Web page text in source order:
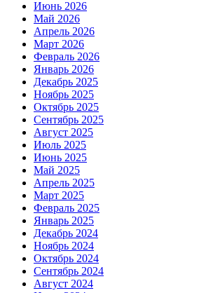
Июнь 2026
Май 2026
Апрель 2026
Март 2026
Февраль 2026
Январь 2026
Декабрь 2025
Ноябрь 2025
Октябрь 2025
Сентябрь 2025
Август 2025
Июль 2025
Июнь 2025
Май 2025
Апрель 2025
Март 2025
Февраль 2025
Январь 2025
Декабрь 2024
Ноябрь 2024
Октябрь 2024
Сентябрь 2024
Август 2024